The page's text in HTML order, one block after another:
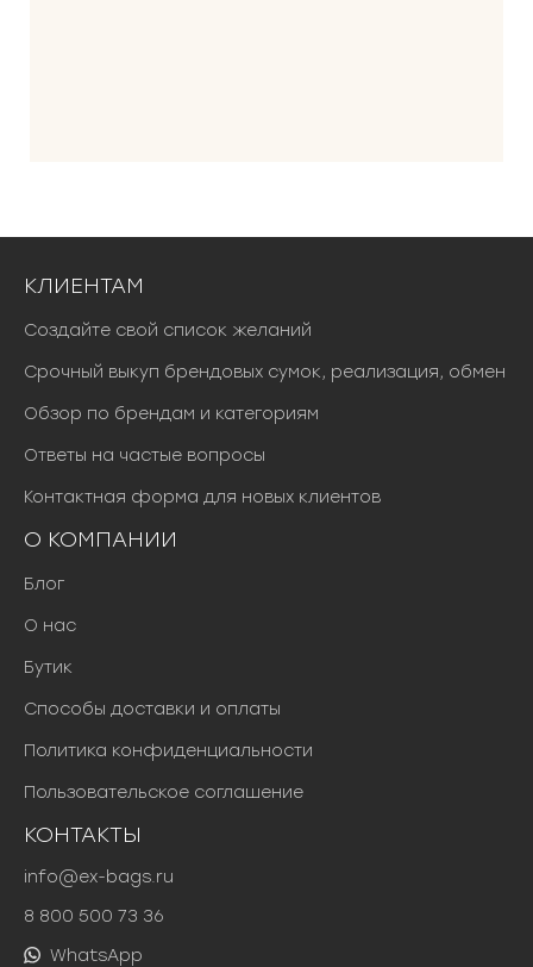
КЛИЕНТАМ
Создайте свой список желаний
Срочный выкуп брендовых сумок, реализация, обмен
Обзор по брендам и категориям
Ответы на частые вопросы
Контактная форма для новых клиентов
О КОМПАНИИ
Блог
О нас
Бутик
Способы доставки и оплаты
Политика конфиденциальности
Пользовательское соглашение
КОНТАКТЫ
info@ex-bags.ru
8 800 500 73 36
WhatsApp